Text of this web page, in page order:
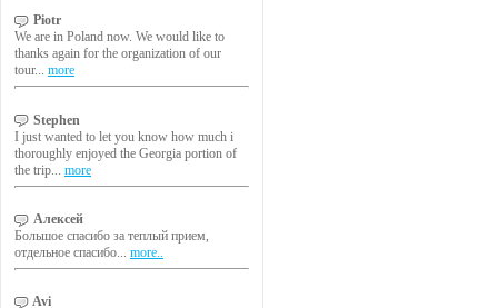
Piotr
We are in Poland now. We would like to
thanks again for the organization of our
tour... more
Stephen
I just wanted to let you know how much i
thoroughly enjoyed the Georgia portion of
the trip... more
Алексей
Большое спасибо за теплый прием,
отдельное спасибо... more..
Avi